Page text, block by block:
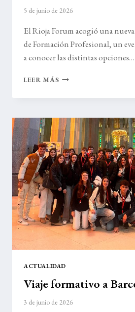
5 de junio de 2026
El Rioja Forum acogió una
de Formación Profesional, un
a conocer las distintas opciones…
LEER MÁSLA
DE
DEL
RIOJA
FORUM
ACERCA
A
LOS
JÓVENES
LA
OFERTA
EDUCATIVA
DE
LA
RIOJA
ACTUALIDAD
Viaje formativo a
3 de junio de 2026